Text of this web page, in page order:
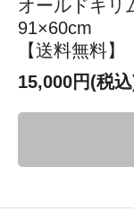
オールドキリ
91×60cm
【送料無料】
15,000円(税